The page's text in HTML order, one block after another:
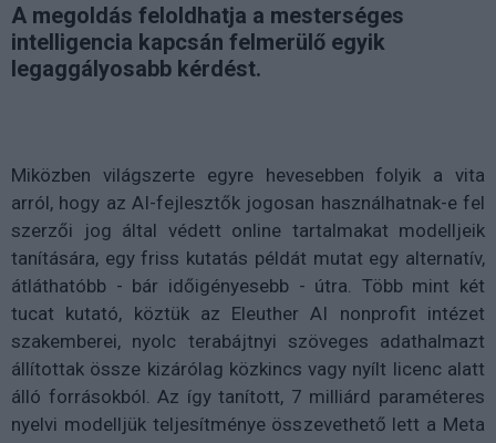
A megoldás feloldhatja a mesterséges
intelligencia kapcsán felmerülő egyik
legaggályosabb kérdést.
Miközben világszerte egyre hevesebben folyik a vita
arról, hogy az AI-fejlesztők jogosan használhatnak-e fel
szerzői jog által védett online tartalmakat modelljeik
tanítására, egy friss kutatás példát mutat egy alternatív,
átláthatóbb - bár időigényesebb - útra. Több mint két
tucat kutató, köztük az Eleuther AI nonprofit intézet
szakemberei, nyolc terabájtnyi szöveges adathalmazt
állítottak össze kizárólag közkincs vagy nyílt licenc alatt
álló forrásokból. Az így tanított, 7 milliárd paraméteres
nyelvi modelljük teljesítménye összevethető lett a Meta